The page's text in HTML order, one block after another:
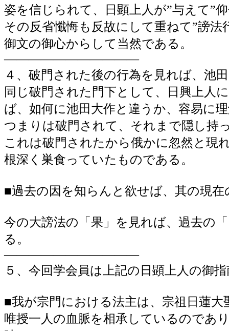
姿を信じられて、日顕上人が”与えて”
その反省懺悔も反故にして重ねて”謗
御文の御心からして当然である。
―――――――――――
４、破門された後の行為を見れば、池
同じ破門された門下として、日興上人
ば、如何に池田大作と違うか、容易に
つまりは破門されて、それまで隠し持
これは破門されたから俄かに忽然と現
根深く巣食っていたものである。
■過去の因を知らんと欲せば、其の現在
今の大謗法の「果」を見れば、過去の
る。
―――――――――――
５、今回学会員は上記の日顕上人の御
■我が宗門における法主は、宗祖日蓮
唯授一人の血脈を相承しているのであ